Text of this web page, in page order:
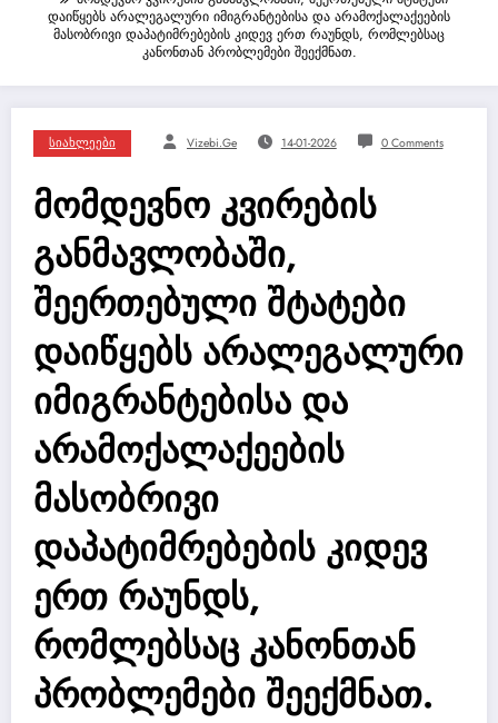
დაიწყებს არალეგალური იმიგრანტებისა და არამოქალაქეების
მასობრივი დაპატიმრებების კიდევ ერთ რაუნდს, რომლებსაც
კანონთან პრობლემები შეექმნათ.
Სიახლეები Vizebi.ge 14-01-2026 0 Comments
მომდევნო კვირების
განმავლობაში,
შეერთებული შტატები
დაიწყებს არალეგალური
იმიგრანტებისა და
არამოქალაქეების
მასობრივი
დაპატიმრებების კიდევ
ერთ რაუნდს,
რომლებსაც კანონთან
პრობლემები შეექმნათ.